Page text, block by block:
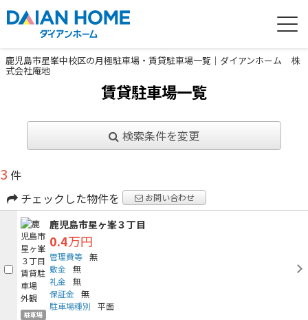
鹿児島市星峯中校区の月極駐車場・賃貸駐車場一覧｜ダイアンホーム 株
式会社庵地
賃貸駐車場一覧
検索条件を変更
3 件
チェックした物件を
お問い合わせ
駐車場
鹿児島市星ヶ峯３丁目
0.4万円
管理費等 無
敷金
無
礼金
無
保証金
無
駐車場種別
平面